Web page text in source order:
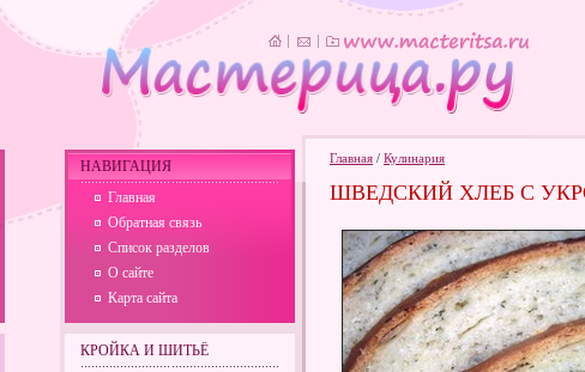
Главная / Кулинария
ШВЕДСКИЙ ХЛЕБ С
НАВИГАЦИЯ
Главная
Обратная связь
Список разделов
О сайте
Карта сайта
КРОЙКА И ШИТЬЁ